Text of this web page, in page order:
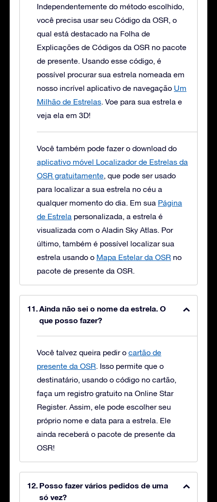
Independentemente do método escolhido,
você precisa usar seu Código da OSR, o
qual está destacado na Folha de
Explicações de Códigos da OSR no pacote
de presente. Usando esse código, é
possível procurar sua estrela nomeada em
nosso incrível aplicativo de navegação Um
Milhão de Estrelas. Voe para sua estrela e
veja ela em 3D!
Você também pode fazer o download do
aplicativo móvel Localizador de Estrelas da
OSR gratuitamente, que pode ser usado
para localizar a sua estrela no céu a
qualquer momento do dia. Em sua Página
de Estrela personalizada, a estrela é
visualizada com o Aladin Sky Atlas. Por
último, também é possível localizar sua
estrela usando o Mapa Estelar da OSR no
pacote de presente da OSR.
Ainda não sei o nome da estrela. O
que posso fazer?
Você talvez queira pedir o cartão de
presente da OSR. Isso permite que o
destinatário, usando o código no cartão,
faça um registro gratuito na Online Star
Register. Assim, ele pode escolher seu
próprio nome e data para a estrela. Ele
ainda receberá o pacote de presente da
OSR!
Posso fazer vários pedidos de uma
só vez?